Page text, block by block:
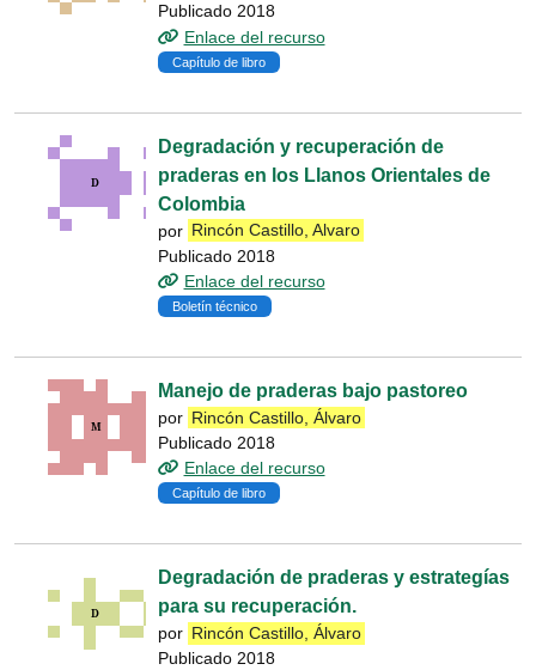
Publicado 2018
Enlace del recurso
Capítulo de libro
Degradación y recuperación de
praderas en los Llanos Orientales de
Colombia
por Rincón Castillo, Alvaro
Publicado 2018
Enlace del recurso
Boletín técnico
Manejo de praderas bajo pastoreo
por Rincón Castillo, Álvaro
Publicado 2018
Enlace del recurso
Capítulo de libro
Degradación de praderas y estrategías
para su recuperación.
por Rincón Castillo, Álvaro
Publicado 2018